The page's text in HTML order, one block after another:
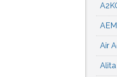
AEM
Air
Alita